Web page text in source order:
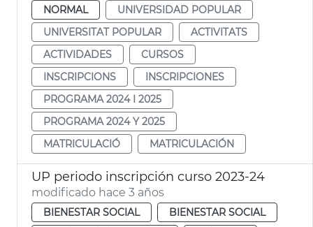
NORMAL
UNIVERSIDAD POPULAR
UNIVERSITAT POPULAR
ACTIVITATS
ACTIVIDADES
CURSOS
INSCRIPCIONS
INSCRIPCIONES
PROGRAMA 2024 I 2025
PROGRAMA 2024 Y 2025
MATRICULACIÓ
MATRICULACIÓN
UP periodo inscripción curso 2023-24
modificado hace 3 años
BIENESTAR SOCIAL
BIENESTAR SOCIAL